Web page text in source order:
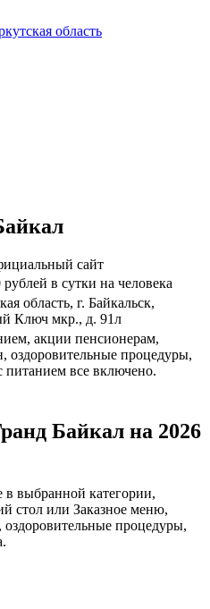
рублей в сутки на человека
область, г. Байкальск,
Ключ мкр., д. 91л
акции пенсионерам,
оздоровительные процедуры,
питанием все включено.
Байкал на 2026
выбранной категории,
стол или Заказное меню,
оздоровительные процедуры,